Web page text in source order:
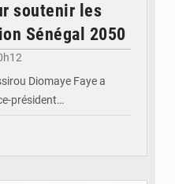
soutenir les
Sénégal 2050
Diomaye Faye a
président…